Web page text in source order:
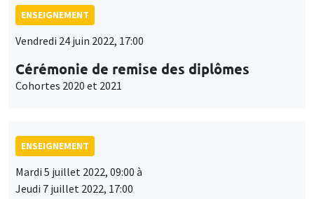
ENSEIGNEMENT
Vendredi 24 juin 2022, 17:00
Cérémonie de remise des diplômes
Cohortes 2020 et 2021
ENSEIGNEMENT
Mardi 5 juillet 2022, 09:00 à
Jeudi 7 juillet 2022, 17:00